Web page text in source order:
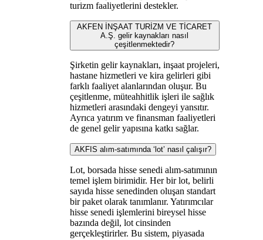
turizm faaliyetlerini destekler.
AKFEN İNŞAAT TURİZM VE TİCARET
A.Ş. gelir kaynakları nasıl
çeşitlenmektedir?
Şirketin gelir kaynakları, inşaat projeleri,
hastane hizmetleri ve kira gelirleri gibi
farklı faaliyet alanlarından oluşur. Bu
çeşitlenme, müteahhitlik işleri ile sağlık
hizmetleri arasındaki dengeyi yansıtır.
Ayrıca yatırım ve finansman faaliyetleri
de genel gelir yapısına katkı sağlar.
AKFIS alım-satımında ‘lot’ nasıl çalışır?
Lot, borsada hisse senedi alım-satımının
temel işlem birimidir. Her bir lot, belirli
sayıda hisse senedinden oluşan standart
bir paket olarak tanımlanır. Yatırımcılar
hisse senedi işlemlerini bireysel hisse
bazında değil, lot cinsinden
gerçekleştirirler. Bu sistem, piyasada